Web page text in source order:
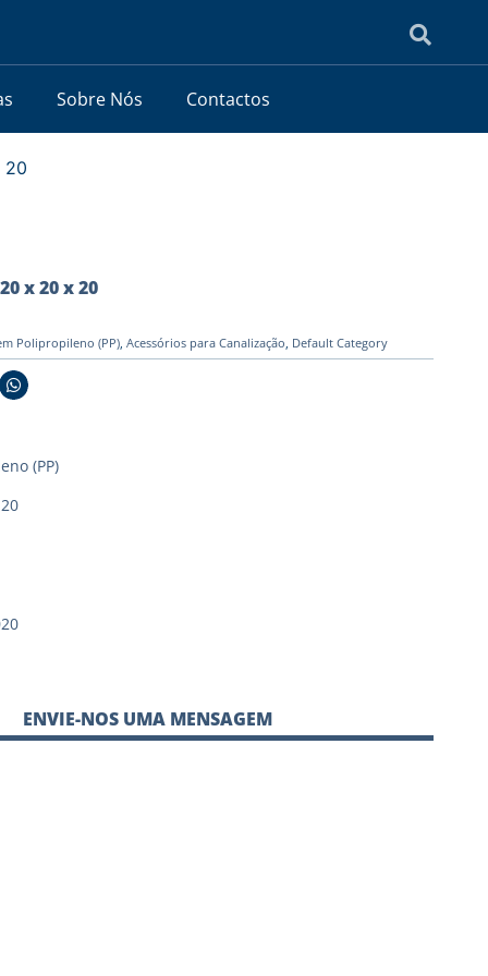
Sobre Nós Contactos
20
x 20 x 20
Polipropileno (PP), Acessórios para Canalização Default Category
(PP)
ENVIE-NOS UMA MENSAGEM